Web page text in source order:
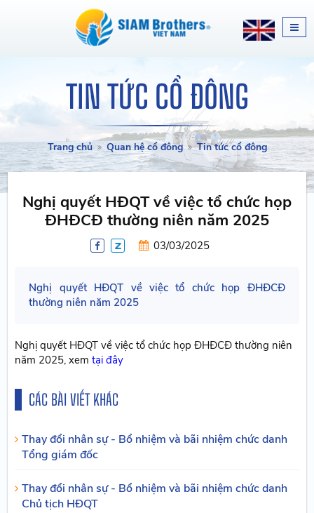
TIN TỨC CỔ ĐÔNG
Trang chủ Quan hệ cổ đông Tin tức cổ đông
Nghị quyết HĐQT về việc tổ chức họp
ĐHĐCĐ thường niên năm 2025
03/03/2025
Nghị quyết HĐQT về việc tổ chức họp ĐHĐCĐ
thường niên năm 2025
Nghị quyết HĐQT về việc tổ chức họp ĐHĐCĐ thường niên
năm 2025, xemtại đây
CÁC BÀI VIẾT KHÁC
Thay đổi nhân sự - Bổ nhiệm và bãi nhiệm chức danh
Tổng giám đốc
Thay đổi nhân sự - Bổ nhiệm và bãi nhiệm chức danh
Chủ tịch HĐQT